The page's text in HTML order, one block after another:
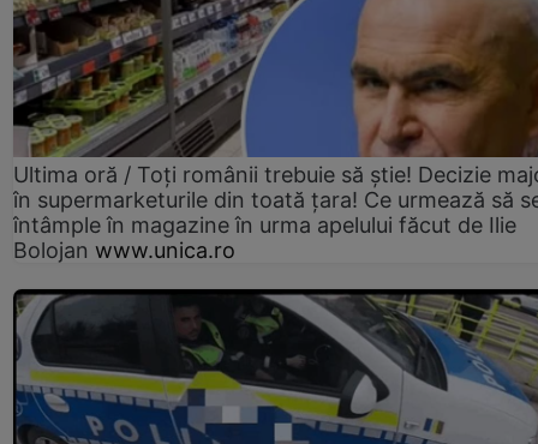
Ultima oră / Toți românii trebuie să știe! Decizie
în supermarketurile din toată țara! Ce urmează să
întâmple în magazine în urma apelului făcut de Ilie
Bolojan www.unica.ro